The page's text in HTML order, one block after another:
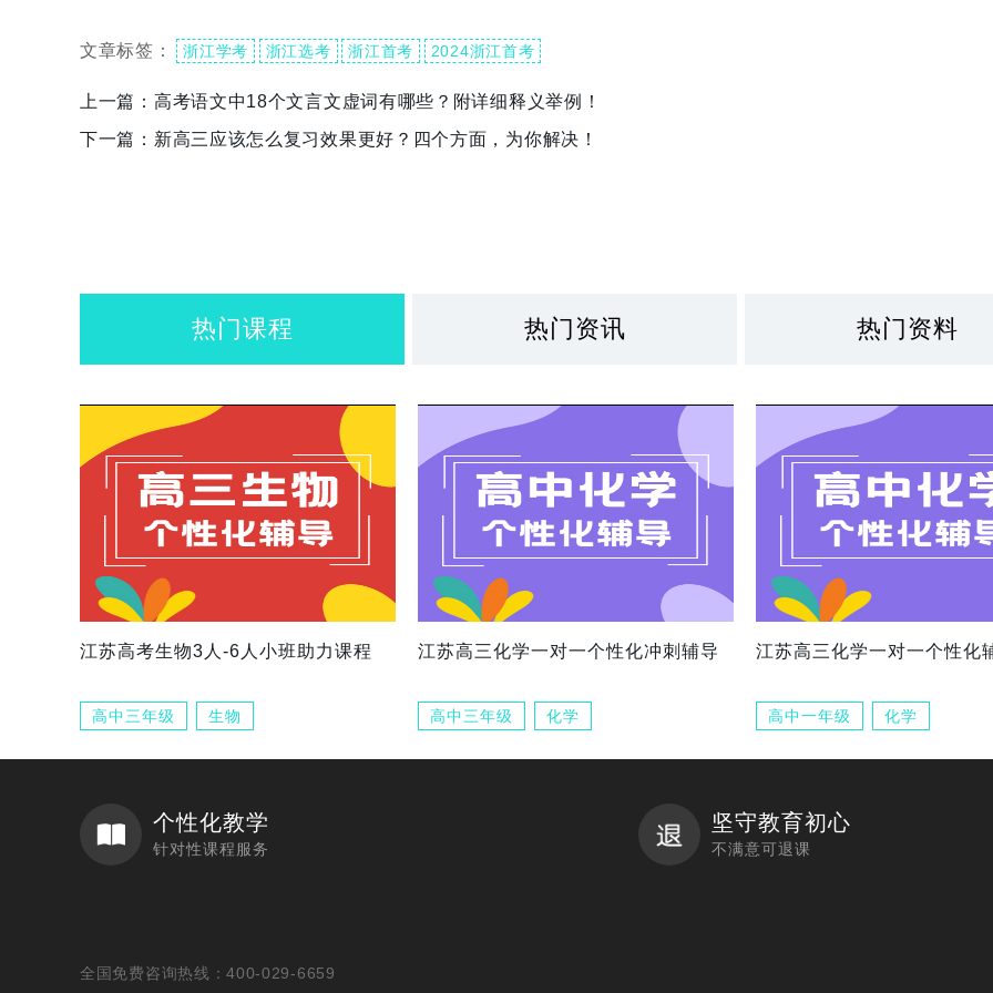
文章标签： 浙江学考 浙江选考 浙江首考 2024浙江首考
上一篇： 高考语文中18个文言文虚词有哪些？附详细释义举例！
下一篇： 新高三应该怎么复习效果更好？四个方面，为你解决！
热门课程 热门资讯 热门资料
江苏高考生物3人-6人小班助力课程
高中三年级 生物
江苏高三化学一对一个性化冲刺辅导
高中三年级 化学
江苏高三化学一对一个性化
高中一年级 化学
个性化教学
针对性课程服务
坚守教育初心
不满意可退课
全国免费咨询热线：400-029-6659